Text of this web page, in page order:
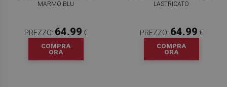
MARMO BLU
PREZZO: 64.99 €
COMPRA
ORA
LASTRICATO
PREZZO: 64.99 €
COMPRA
ORA